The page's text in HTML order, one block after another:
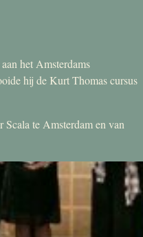
het Amsterdams
hij de Kurt Thomas cursus
te Amsterdam en van